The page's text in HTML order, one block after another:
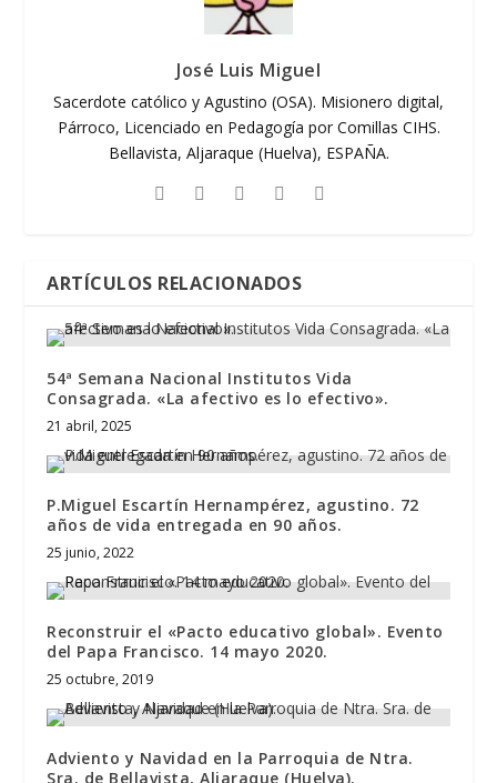
José Luis Miguel
Sacerdote católico y Agustino (OSA). Misionero digital,
Párroco, Licenciado en Pedagogía por Comillas CIHS.
Bellavista, Aljaraque (Huelva), ESPAÑA.
ARTÍCULOS RELACIONADOS
54ª Semana Nacional Institutos Vida
Consagrada. «La afectivo es lo efectivo».
21 abril, 2025
P.Miguel Escartín Hernampérez, agustino. 72
años de vida entregada en 90 años.
25 junio, 2022
Reconstruir el «Pacto educativo global». Evento
del Papa Francisco. 14 mayo 2020.
25 octubre, 2019
Adviento y Navidad en la Parroquia de Ntra.
Sra. de Bellavista, Aljaraque (Huelva).